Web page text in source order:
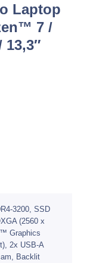
Laptop
7 /
13,3″
3200, SSD
(2560 x
Graphics
2x USB-A
Backlit